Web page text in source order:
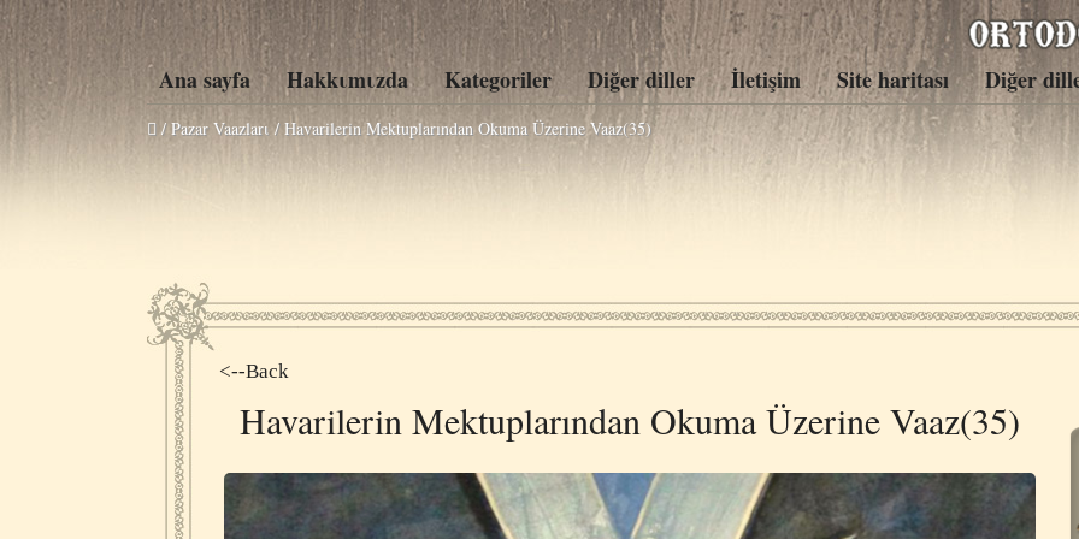
Ana sayfa Hakkιmιzda Kategoriler Diğer diller İletişim Site haritası Diğer
/ Pazar Vaazlarι /Havarilerin Mektuplarından Okuma Üzerine Vaaz(35)
<--Back
Havarilerin Mektuplarından Okuma Üzerine Vaaz(35)